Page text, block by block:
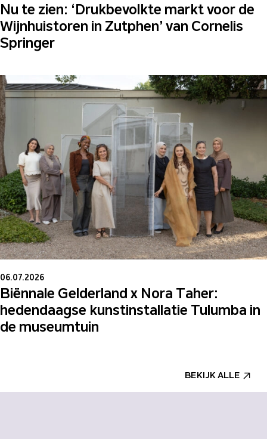
Nu te zien: ‘Drukbevolkte markt voor de
Wijnhuistoren in Zutphen’ van Cornelis
Springer
06.07.2026
Biënnale Gelderland x Nora Taher:
hedendaagse kunstinstallatie Tulumba in
de museumtuin
BEKIJK ALLE